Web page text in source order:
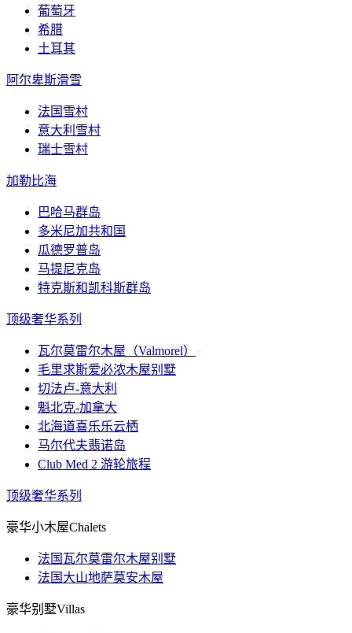
葡萄牙
希腊
土耳其
阿尔卑斯滑雪
法国雪村
意大利雪村
瑞士雪村
加勒比海
巴哈马群岛
多米尼加共和国
瓜德罗普岛
马提尼克岛
特克斯和凯科斯群岛
顶级奢华系列
瓦尔莫雷尔木屋（Valmorel）
毛里求斯爱必浓木屋别墅
切法卢-意大利
魁北克-加拿大
北海道喜乐乐云栖
马尔代夫翡诺岛
Club Med 2 游轮旅程
顶级奢华系列
豪华小木屋Chalets
法国瓦尔莫雷尔木屋别墅
法国大山地萨莫安木屋
豪华别墅Villas